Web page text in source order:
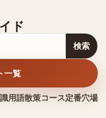
ド
用語散策コース定番穴場
検索
一覧